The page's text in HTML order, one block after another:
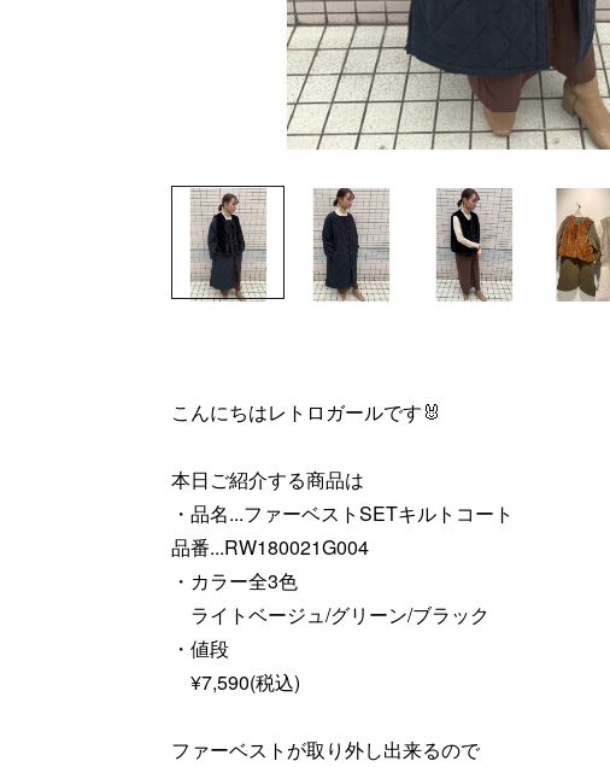
こんにちはレトロガールです🐰
本日ご紹介する商品は
・品名...ファーベストSETキルトコート
品番...RW180021G004
・カラー全3色
ライトベージュ/グリーン/ブラック
・値段
¥7,590(税込)
ファーベストが取り外し出来るので